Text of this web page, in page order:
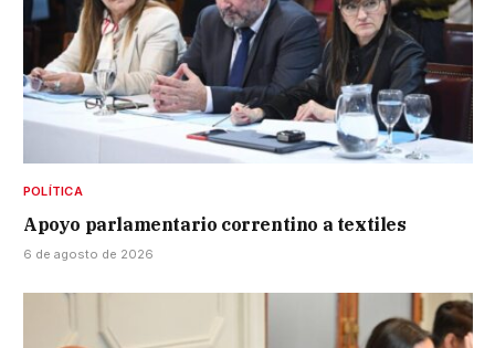
POLÍTICA
Apoyo parlamentario correntino a textiles
6 de agosto de 2026